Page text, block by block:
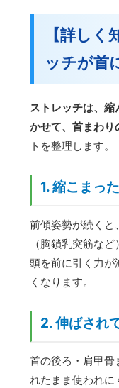
【詳し
ッチが首
ストレッチは、
かせて、首まわり
トを整理します。
1. 縮こまっ
前傾姿勢が続くと
（胸鎖乳突筋な
頭を前に引く力が
くなります。
2. 伸ばされ
首の後ろ・肩甲骨
れたまま使われ